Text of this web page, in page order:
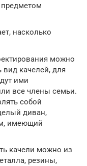
предметом
насколько
можно
вид качелей, для
ими
все члены семьи.
собой
диван,
имеющий
качели можно из
резины,